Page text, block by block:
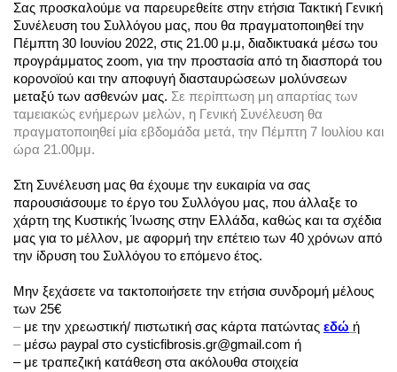
Σας προσκαλούμε να παρευρεθείτε στην ετήσια Τακτική Γενική
Συνέλευση του Συλλόγου μας, που θα πραγματοποιηθεί την
Πέμπτη 30 Ιουνίου 2022, στις 21.00 μ.μ, διαδικτυακά μέσω του
προγράμματος zoom, για την προστασία από τη διασπορά του
κορονοϊού και την αποφυγή διασταυρώσεων μολύνσεων
μεταξύ των ασθενών μας. Σε περίπτωση μη απαρτίας των
ταμειακώς ενήμερων μελών, η Γενική Συνέλευση θα
πραγματοποιηθεί μία εβδομάδα μετά, την Πέμπτη 7 Ιουλίου και
ώρα 21.00μμ.
Στη Συνέλευση μας θα έχουμε την ευκαιρία να σας
παρουσιάσουμε το έργο του Συλλόγου μας, που άλλαξε το
χάρτη της Κυστικής Ίνωσης στην Ελλάδα, καθώς και τα σχέδια
μας για το μέλλον, με αφορμή την επέτειο των 40 χρόνων από
την ίδρυση του Συλλόγου το επόμενο έτος.
Μην ξεχάσετε να τακτοποιήσετε την ετήσια συνδρομή μέλους
των 25€
– με την χρεωστική/ πιστωτική σας κάρτα πατώντας εδώ ή
– μέσω paypal στο cysticfibrosis.gr@gmail.com ή
– με τραπεζική κατάθεση στα ακόλουθα στοιχεία